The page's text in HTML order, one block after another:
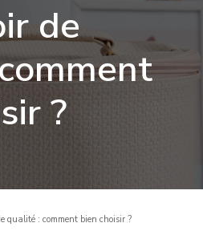
de
?
qualité : comment bien choisir ?